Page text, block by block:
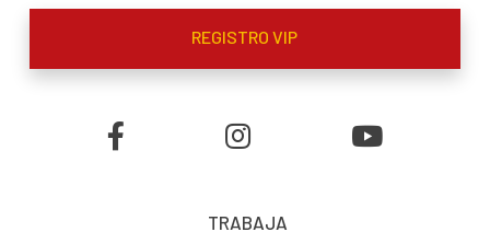
REGISTRO VIP
TRABAJA